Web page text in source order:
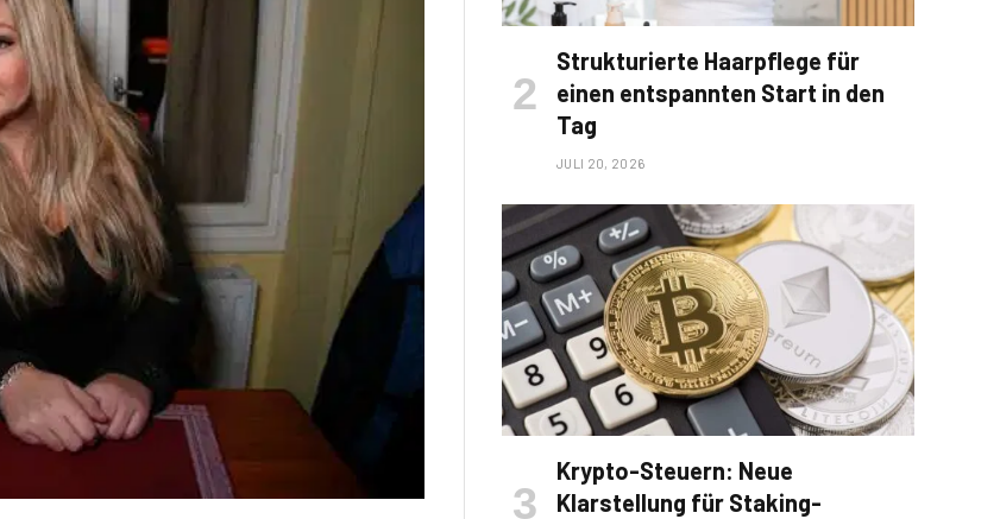
Strukturierte Haarpflege für
einen entspannten Start in den
Tag
JULI 20, 2026
Krypto-Steuern: Neue
Klarstellung für Staking-